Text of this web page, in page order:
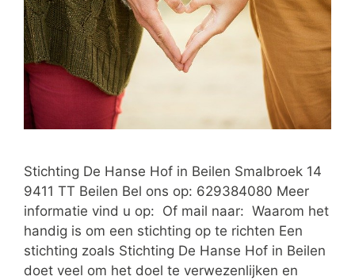
Stichting De Hanse Hof in Beilen Smalbroek 14
9411 TT Beilen Bel ons op: 629384080 Meer
informatie vind u op: Of mail naar: Waarom het
handig is om een stichting op te richten Een
stichting zoals Stichting De Hanse Hof in Beilen
doet veel om het doel te verwezenlijken en